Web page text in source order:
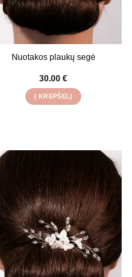
Nuotakos plaukų segė
30.00 €
Į KREPŠELĮ